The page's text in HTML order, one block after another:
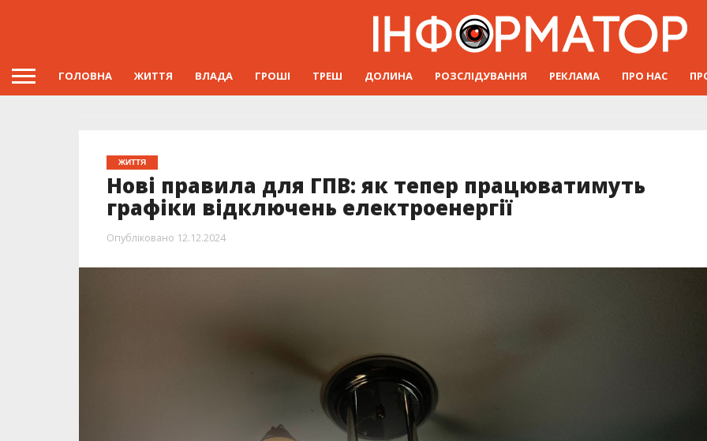
ГОЛОВНА ЖИТТЯ ВЛАДА ГРОШІ ТРЕШ ДОЛИНА РОЗСЛІДУВАННЯ РЕКЛАМА ПРО НАС
ЖИТТЯ
Нові правила для ГПВ: як тепер працюватимуть
графіки відключень електроенергії
Опубліковано 12.12.2024